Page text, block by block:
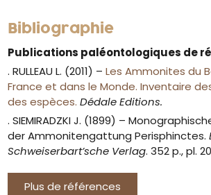
Bibliographie
Publications paléontologiques de
. RULLEAU L. (2011) –Les Ammonites du
France et dans le Monde. Inventaire
des espèces. Dédale Editions.
. SIEMIRADZKI J. (1899) –
der Ammonitengattung Perisphinctes.
Schweiserbart’sche Verlag. 352 p., pl.
Plus de références